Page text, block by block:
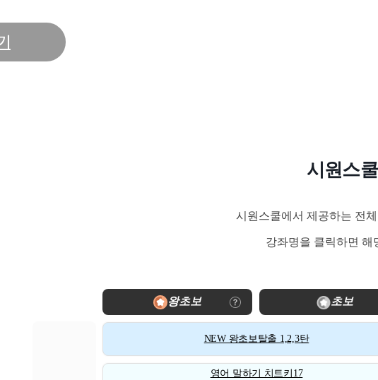
시원스
시원스쿨에서 제공하는 전
강좌명을 클릭하면 해
왕초보 초보
NEW 왕초보탈출 1,2,3탄
영어 말하기 치트키17